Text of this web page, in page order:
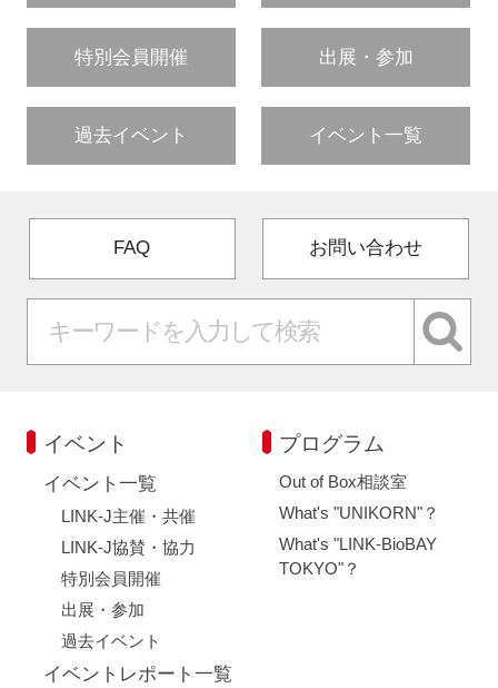
特別会員開催 出展・参加
過去イベント イベント一覧
FAQ お問い合わせ
イベント
イベント一覧
LINK-J主催・共催
LINK-J協賛・協力
特別会員開催
出展・参加
過去イベント
イベントレポート一覧
プログラム
Out of Box相談室
What's "UNIKORN"？
What's "LINK-BioBAY
TOKYO"？